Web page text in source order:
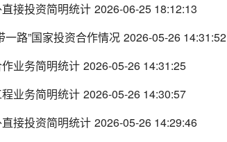
接投资简明统计 2026-06-25 18:12:13
路”国家投资合作情况 2026-05-26 14:31:52
业务简明统计 2026-05-26 14:31:25
业务简明统计 2026-05-26 14:30:57
接投资简明统计 2026-05-26 14:29:46